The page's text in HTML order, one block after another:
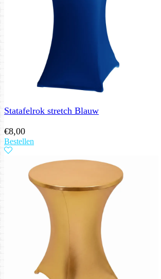
Statafelrok stretch Blauw
€8,00
Bestellen